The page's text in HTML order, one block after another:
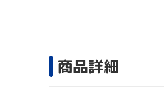
商品詳細